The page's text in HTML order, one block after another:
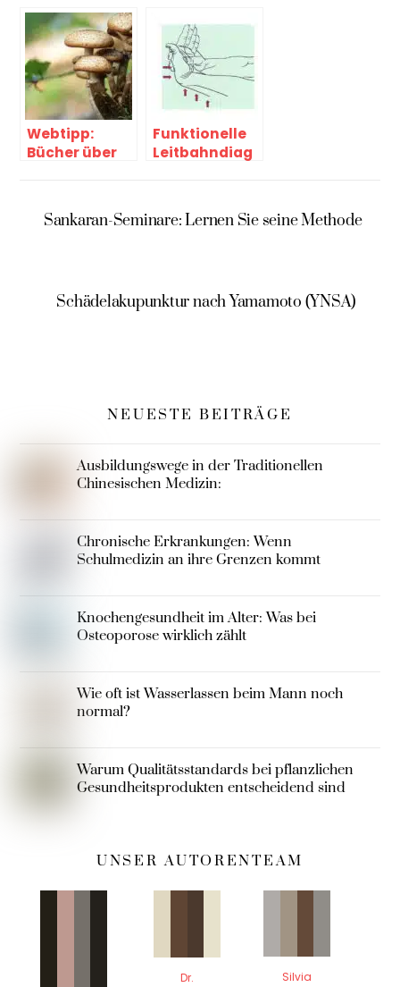
andere
Therapien
Prüfung
Webtipp:
Bücher über
Funktionelle
Leitbahndiag
Sankaran-Seminare: Lernen Sie seine Methode
Schädelakupunktur nach Yamamoto (YNSA)
NEUESTE BEITRÄGE
Ausbildungswege in der Traditionellen
Chinesischen Medizin:
Chronische Erkrankungen: Wenn
Schulmedizin an ihre Grenzen kommt
Knochengesundheit im Alter: Was bei
Osteoporose wirklich zählt
Wie oft ist Wasserlassen beim Mann noch
normal?
Warum Qualitätsstandards bei pflanzlichen
Gesundheitsprodukten entscheidend sind
UNSER AUTORENTEAM
Dr.
Silvia